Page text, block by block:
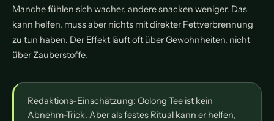
Manche fühlen sich wacher, andere snacken weniger. Das
kann helfen, muss aber nichts mit direkter Fettverbrennung
zu tun haben. Der Effekt läuft oft über Gewohnheiten, nicht
über Zauberstoffe.
Redaktions-Einschätzung: Oolong Tee ist kein
Abnehm-Trick. Aber als festes Ritual kann er helfen,